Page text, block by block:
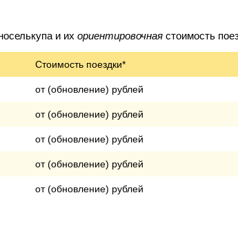
и их ориентировочная стоимость
Стоимость поездки*
от (обновление) рублей
от (обновление) рублей
от (обновление) рублей
от (обновление) рублей
от (обновление) рублей